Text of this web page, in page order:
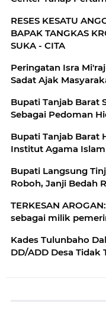
RESES KESATU
BAPAK TANGKAS
SUKA - CITA
Peringatan Isra
Sadat Ajak
Bupati Tanjab Barat
Sebagai Pedoman
Bupati Tanjab Barat
Institut Agama
Bupati Langsung
Roboh, Janji Bedah
TERKESAN
sebagai milik
Kades Tulunbaho
DD/ADD Desa Tidak